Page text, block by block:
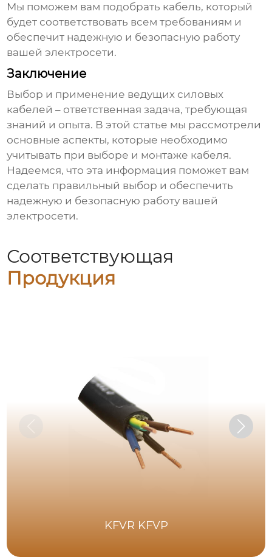
Мы поможем вам подобрать кабель, который
будет соответствовать всем требованиям и
обеспечит надежную и безопасную работу
вашей электросети.
Заключение
Выбор и применение ведущих силовых
кабелей – ответственная задача, требующая
знаний и опыта. В этой статье мы рассмотрели
основные аспекты, которые необходимо
учитывать при выборе и монтаже кабеля.
Надеемся, что эта информация поможет вам
сделать правильный выбор и обеспечить
надежную и безопасную работу вашей
электросети.
Соответствующая
Продукция
KFVR KFVP